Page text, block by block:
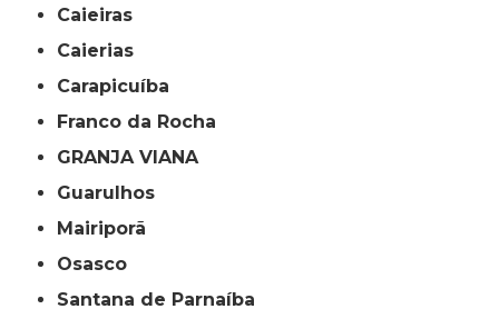
Caieiras
Caierias
Carapicuíba
Franco da Rocha
GRANJA VIANA
Guarulhos
Mairiporã
Osasco
Santana de Parnaíba